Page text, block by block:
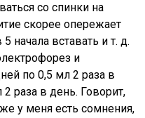
со спинки на
скорее опережает
начала вставать и т. д.
и
по 0,5 мл 2 раза в
раза в день. Говорит,
у меня есть сомнения,